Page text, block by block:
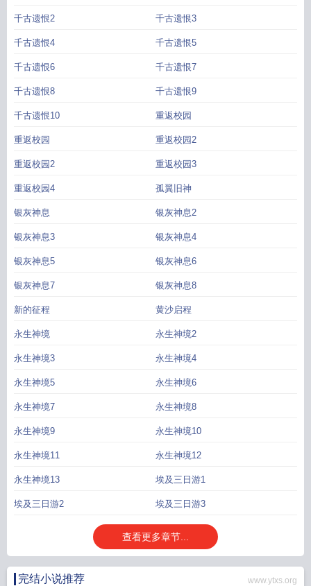
千古遗恨2 千古遗恨3
千古遗恨4 千古遗恨5
千古遗恨6 千古遗恨7
千古遗恨8 千古遗恨9
千古遗恨10 重返校园
重返校园 重返校园2
重返校园2 重返校园3
重返校园4 孤翼旧神
银灰神息 银灰神息2
银灰神息3 银灰神息4
银灰神息5 银灰神息6
银灰神息7 银灰神息8
新的征程 黄沙启程
永生神境 永生神境2
永生神境3 永生神境4
永生神境5 永生神境6
永生神境7 永生神境8
永生神境9 永生神境10
永生神境11 永生神境12
永生神境13 埃及三日游1
埃及三日游2 埃及三日游3
查看更多章节...
完结小说推荐 www.ytxs.org